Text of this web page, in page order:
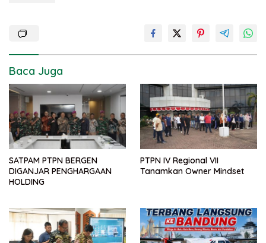
Baca Juga
SATPAM PTPN BERGEN
DIGANJAR PENGHARGAAN
HOLDING
PTPN IV Regional VII
Tanamkan Owner Mindset